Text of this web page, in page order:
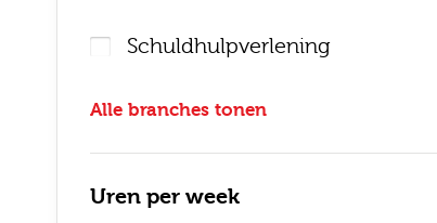
Schuldhulpverlening
Alle branches tonen
Uren per week